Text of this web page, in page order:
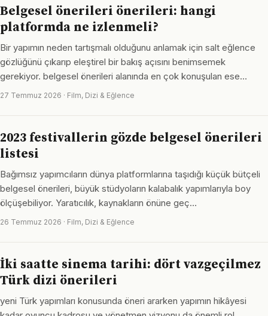
Belgesel önerileri önerileri: hangi
platformda ne izlenmeli?
Bir yapımın neden tartışmalı olduğunu anlamak için salt eğlence
gözlüğünü çıkarıp eleştirel bir bakış açısını benimsemek
gerekiyor. belgesel önerileri alanında en çok konuşulan ese…
27 Temmuz 2026 · Film, Dizi & Eğlence
2023 festivallerin gözde belgesel önerileri
listesi
Bağımsız yapımcıların dünya platformlarına taşıdığı küçük bütçeli
belgesel önerileri, büyük stüdyoların kalabalık yapımlarıyla boy
ölçüşebiliyor. Yaratıcılık, kaynakların önüne geç…
26 Temmuz 2026 · Film, Dizi & Eğlence
İki saatte sinema tarihi: dört vazgeçilmez
Türk dizi önerileri
yeni Türk yapımları konusunda öneri ararken yapımın hikâyesi